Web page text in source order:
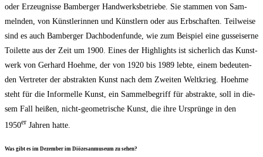
oder Erzeug­nis­se Bam­ber­ger Hand­werks­be­trie­be. Sie stam­men von Sam­
meln­den, von Künst­le­rin­nen und Künst­lern oder aus Erb­schaf­ten. Teil­wei­se
sind es auch Bam­ber­ger Dach­bo­den­fun­de, wie zum Bei­spiel eine guss­ei­ser­ne
Toi­let­te aus der Zeit um 1900. Eines der High­lights ist sicher­lich das Kunst­
werk von Ger­hard Hoeh­me, der von 1920 bis 1989 leb­te, einem bedeu­ten­
den Ver­tre­ter der abs­trak­ten Kunst nach dem Zwei­ten Welt­krieg. Hoeh­me
steht für die Infor­mel­le Kunst, ein Sam­mel­be­griff für abs­trak­te, soll in die­
sem Fall hei­ßen, nicht-geo­me­tri­sche Kunst, die ihre Ursprün­ge in den
1950er Jah­ren hatte.
Was gibt es im Dezem­ber im Diö­ze­san­mu­se­um zu sehen?